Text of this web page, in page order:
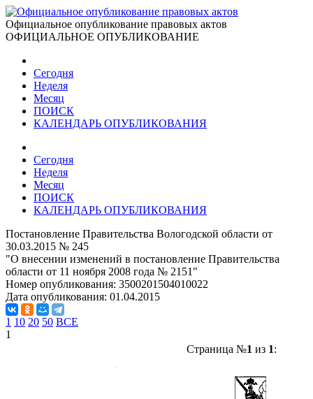
Официальное опубликование правовых актов
ОФИЦИАЛЬНОЕ ОПУБЛИКОВАНИЕ
Сегодня
Неделя
Месяц
ПОИСК
КАЛЕНДАРЬ ОПУБЛИКОВАНИЯ
Сегодня
Неделя
Месяц
ПОИСК
КАЛЕНДАРЬ ОПУБЛИКОВАНИЯ
Постановление Правительства Вологодской области от
30.03.2015 № 245
"О внесении изменений в постановление Правительства
области от 11 ноября 2008 года № 2151"
Номер опубликования: 3500201504010022
Дата опубликования: 01.04.2015
1 10 20 50 ВСЕ
1
Страница №1 из 1: